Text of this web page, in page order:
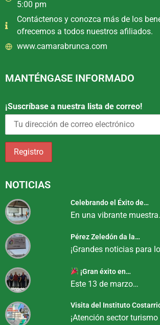
5:00 pm
Contáctenos y conozca más de los
ofrecemos a todos nuestros afiliados.
www.camarabrunca.com
MANTÉNGASE INFORMADO
¡Suscríbase a nuestra lista de correo!
NOTICIAS
Celebrando el Éxito de…
En una vibrante
Pérez Zeledón da la…
¡Grandes noticias para
¡Gran éxito en…
Este 13 de marzo…
Visita del Instituto
¡Atención sector